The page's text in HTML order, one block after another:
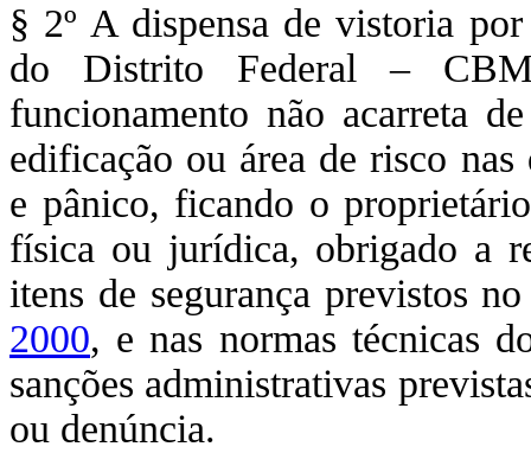
§ 2º A dispensa de vistoria
do Distrito Federal –
funcionamento não acarreta
edificação ou área de risco
e pânico, ficando o
física ou jurídica, obrigado a
itens de segurança previstos
2000, e nas normas técnicas
sanções administrativas
ou denúncia.